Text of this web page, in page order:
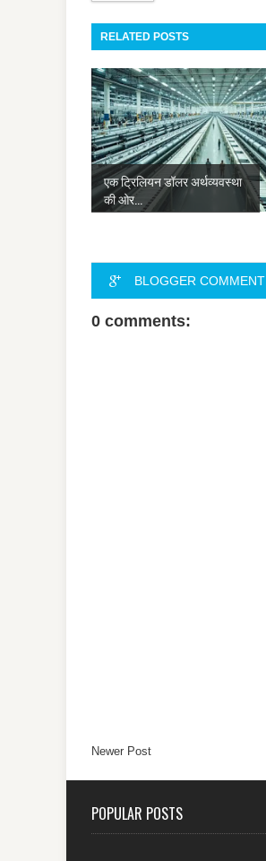
RELATED POSTS
एक ट्रिलियन डॉलर अर्थव्यवस्था
की ओर...
BLOGGER COMMENT
0 comments:
Newer Post
POPULAR POSTS